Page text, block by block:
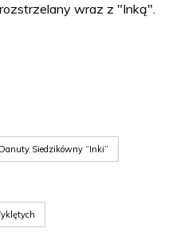
wraz z "Inką".
Siedzikówny “Inki”